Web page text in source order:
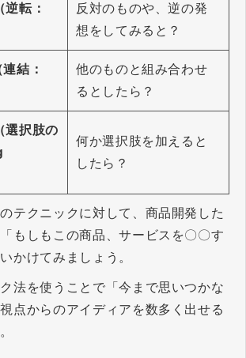
転：
反対のものや、逆の発
想をしてみると？
結：
他のものと組み合わせ
るとしたら？
選択肢の
何か選択肢を加えると
したら？
のテクニックに対して、商品開発した
もしもこの商品、サービスを〇〇す
かけてみましょう。
法を使うことで「今まで思いつかな
点からのアイディアを数多く出せる